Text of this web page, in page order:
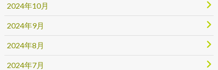
2024年10月
2024年9月
2024年8月
2024年7月